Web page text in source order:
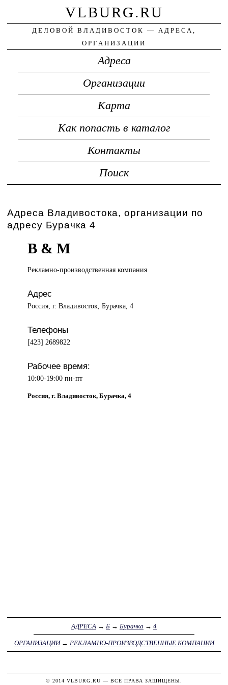
VLBURG.RU
ДЕЛОВОЙ ВЛАДИВОСТОК — АДРЕСА,
ОРГАНИЗАЦИИ
Адреса
Организации
Карта
Как попасть в каталог
Контакты
Поиск
Адреса Владивостока, организации по
адресу Бурачка 4
B & M
Рекламно-производственная компания
Адрес
Россия, г. Владивосток, Бурачка, 4
Телефоны
[423] 2689822
Рабочее время:
10:00-19:00 пн-пт
Россия, г. Владивосток, Бурачка, 4
АДРЕСА → Б → Бурачка → 4
ОРГАНИЗАЦИИ→ РЕКЛАМНО-ПРОИЗВОДСТВЕННЫЕ КОМПАНИИ
© 2014 VLBURG.RU — ВСЕ ПРАВА ЗАЩИЩЕНЫ.